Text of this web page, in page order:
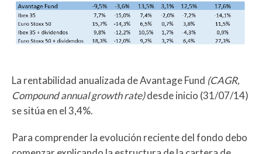
La rentabilidad anualizada de Avantage Fund (CAGR,
Compound annual growth rate)desde inicio (31/07/14)
se sitúa en el 3,4%.
Para comprender la evolución reciente del fondo debo